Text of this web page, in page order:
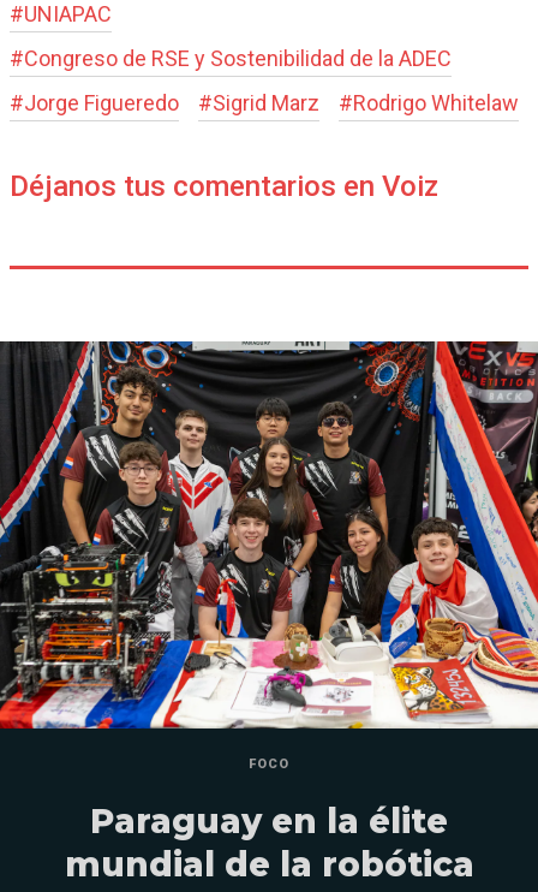
#UNIAPAC
#Congreso de RSE y Sostenibilidad de la ADEC
#Jorge Figueredo #Sigrid Marz #Rodrigo Whitelaw
Déjanos tus comentarios en Voiz
FOCO
Paraguay en la élite
mundial de la robótica